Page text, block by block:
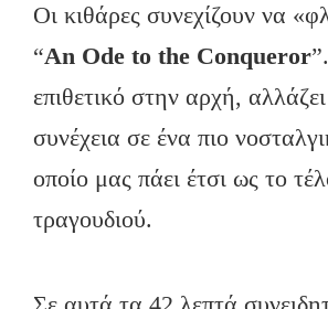
Οι κιθάρες συνεχίζουν να
“An Ode to the Conqueror
επιθετικό στην αρχή,
συνέχεια σε ένα πιο
οποίο μας πάει έτσι ως το
τραγουδιού.